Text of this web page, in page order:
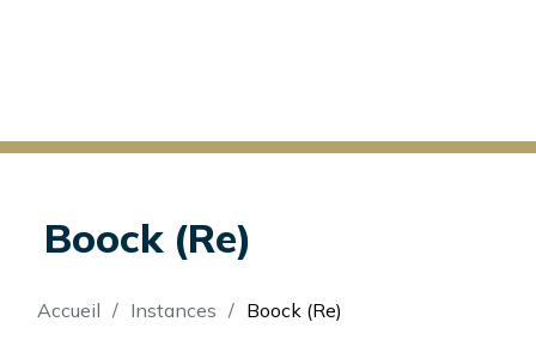
Boock (Re)
Fil
Accueil Instances Boock (Re)